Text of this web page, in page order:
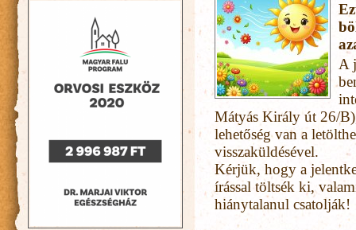
A
Mátyás Király út 26/
lehetőség van a
visszaküldésével.
Kérjük, hogy a
írással töltsék ki,
hiánytalanul csatolják!